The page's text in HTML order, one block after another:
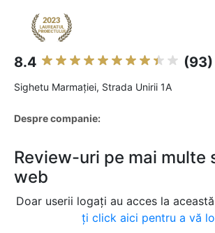
8.4 (93)
Sighetu Marmaţiei, Strada Unirii 1A
Despre companie:
Review-uri pe mai multe
web
Doar userii logați au acces la
ți click aici pentru a vă